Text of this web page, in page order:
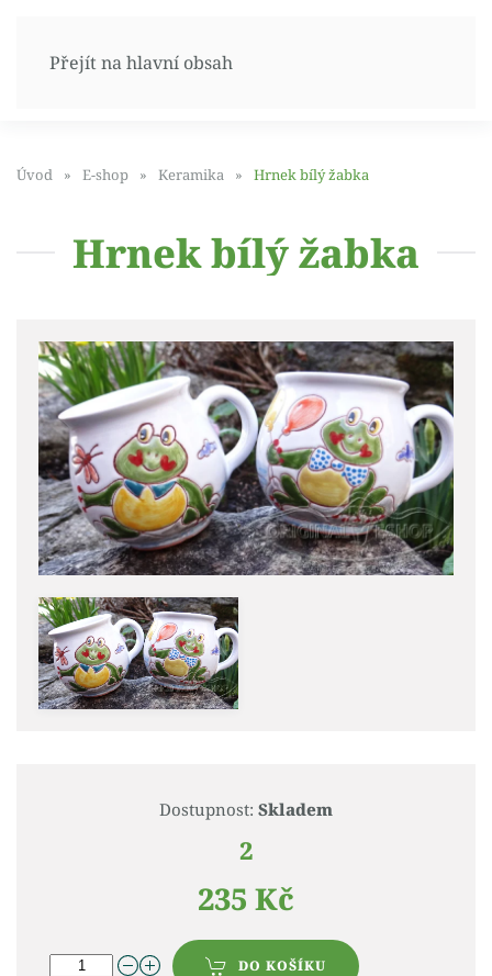
Přejít na hlavní obsah
Úvod E-shop Keramika Hrnek bílý žabka
Hrnek bílý žabka
Dostupnost: Skladem
2
235 Kč
DO KOŠÍKU